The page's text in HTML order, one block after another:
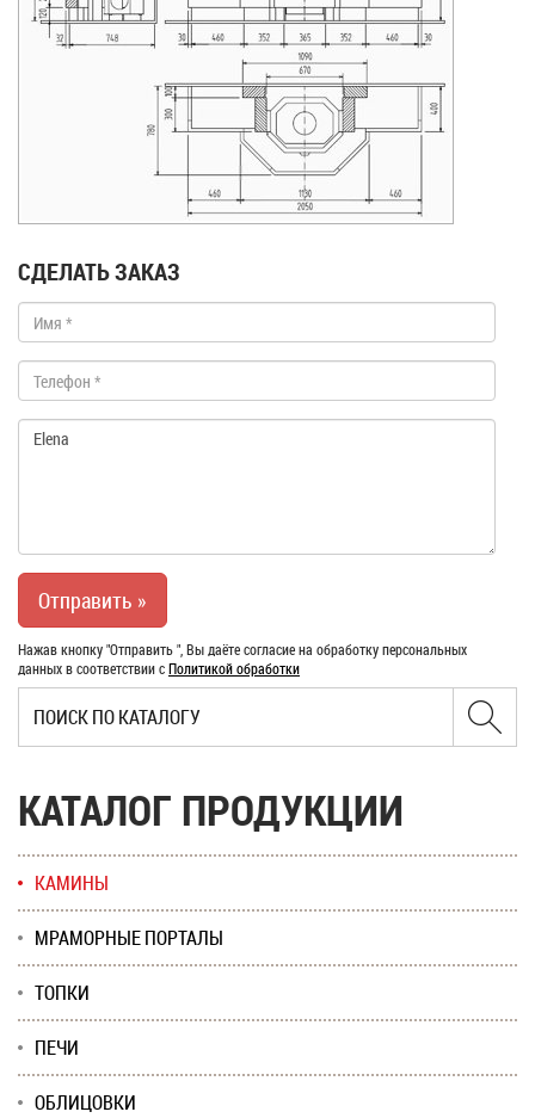
СДЕЛАТЬ ЗАКАЗ
Нажав кнопку "Отправить ", Вы даёте согласие на обработку персональных
данных в соответствии сПолитикой обработки
КАТАЛОГ ПРОДУКЦИИ
КАМИНЫ
МРАМОРНЫЕ ПОРТАЛЫ
ТОПКИ
ПЕЧИ
ОБЛИЦОВКИ